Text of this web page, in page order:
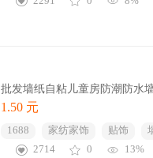
批发墙纸自粘儿童房防潮防水
1.50 元
1688 家纺家饰 贴饰
2714
0 13%